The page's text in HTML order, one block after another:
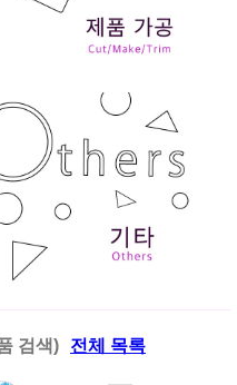
검색) 전체 목록